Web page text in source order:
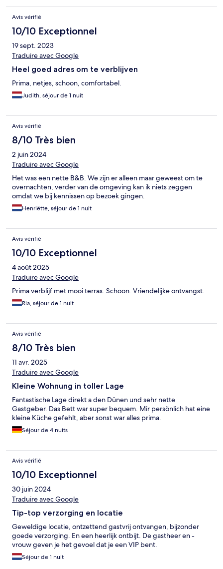
Avis vérifié
10/10 Exceptionnel
19 sept. 2023
Traduire avec Google
Heel goed adres om te verblijven
Prima, netjes, schoon, comfortabel.
Judith, séjour de 1 nuit
Avis vérifié
8/10 Très bien
2 juin 2024
Traduire avec Google
Het was een nette B&B. We zijn er alleen maar geweest om te
overnachten, verder van de omgeving kan ik niets zeggen
omdat we bij kennissen op bezoek gingen.
Henriëtte, séjour de 1 nuit
Avis vérifié
10/10 Exceptionnel
4 août 2025
Traduire avec Google
Prima verblijf met mooi terras. Schoon. Vriendelijke ontvangst.
Ria, séjour de 1 nuit
Avis vérifié
8/10 Très bien
11 avr. 2025
Traduire avec Google
Kleine Wohnung in toller Lage
Fantastische Lage direkt a den Dünen und sehr nette
Gastgeber. Das Bett war super bequem. Mir persönlich hat eine
kleine Küche gefehlt, aber sonst war alles prima.
Séjour de 4 nuits
Avis vérifié
10/10 Exceptionnel
30 juin 2024
Traduire avec Google
Tip-top verzorging en locatie
Geweldige locatie, ontzettend gastvrij ontvangen, bijzonder
goede verzorging. En een heerlijk ontbijt. De gastheer en -
vrouw geven je het gevoel dat je een VIP bent.
Séjour de 1 nuit